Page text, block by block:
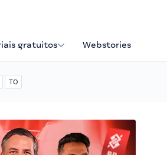
gratuitos Webstories
TO